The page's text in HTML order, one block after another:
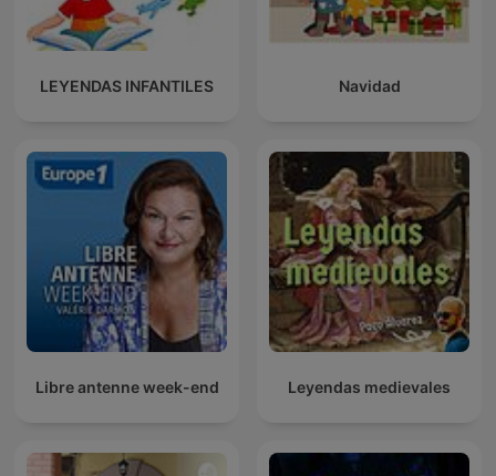
LEYENDAS INFANTILES Navidad
Libre antenne week-end Leyendas medievales